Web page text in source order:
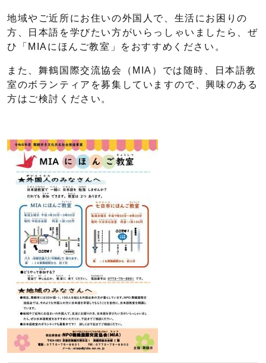
地域やご近所にお住いの外国人で、生活にお困りの
方、日本語を学びたい方がいらっしゃいましたら、ぜ
ひ「MIAにほんご教室」をおすすめください。
また、舞鶴国際交流協会（MIA）では随時、日本語教
室のボランティアを募集していますので、興味のある
方はご検討ください。